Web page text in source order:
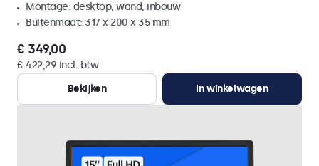
Montage: desktop, wand, inbouw
Buitenmaat: 317 x 200 x 35 mm
€ 349,00
€ 422,29 incl. btw
Bekijken
In winkelwagen